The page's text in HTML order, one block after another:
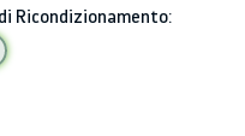
Ricondizionamento: